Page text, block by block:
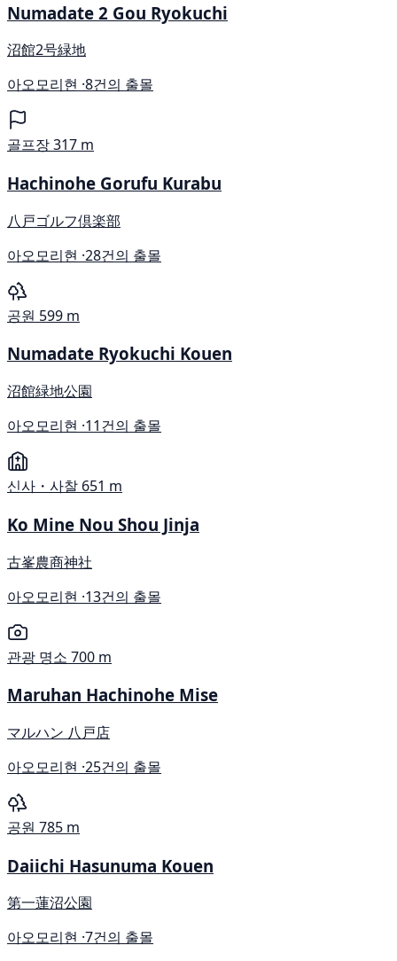
Numadate 2 Gou Ryokuchi
沼館2号緑地
아오모리현 ·8건의 출몰
골프장317 m
Hachinohe Gorufu Kurabu
八戸ゴルフ倶楽部
아오모리현 ·28건의 출몰
공원 599 m
Numadate Ryokuchi Kouen
沼館緑地公園
아오모리현 ·11건의 출몰
신사・사찰 651 m
Ko Mine Nou Shou Jinja
古峯農商神社
아오모리현 ·13건의 출몰
관광 명소 700 m
Maruhan Hachinohe Mise
マルハン 八戸店
아오모리현 ·25건의 출몰
공원 785 m
Daiichi Hasunuma Kouen
第一蓮沼公園
아오모리현 ·7건의 출몰